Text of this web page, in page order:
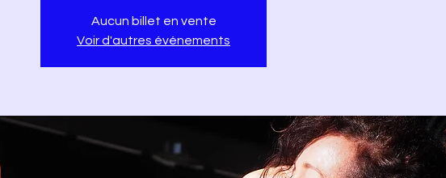
Aucun billet en vente
Voir d'autres événements